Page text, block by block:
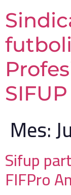
SIFUP
Mes:
Sifup
FIFPro